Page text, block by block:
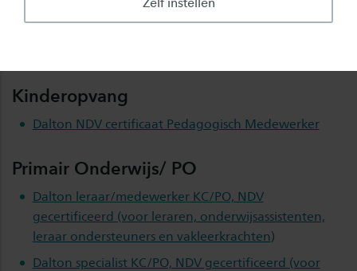
bieden we de cursussen alsopen inschrijving
Kinderopvang
Dalton NDV certificaat Pedagogisch Medewerker
Primair Onderwijs/ PO
Dalton leraar/medewerker KC/PO, NDV
gecertificeerd (voor leraren, onderwijsassistenten,
leraar ondersteuners en vakleerkrachten)
Dalton specialist KC/PO, NDV gecertificeerd (voor